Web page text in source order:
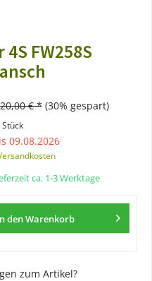
FW258S
€ * (30% gespart)
Stück
09.08.2026
ca. 1-3 Werktage
denWarenkorb
zum Artikel?